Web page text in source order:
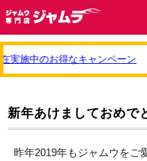
実施中のお得なキャンペーン
新年あけましておめで
昨年2019年もジャムウをご